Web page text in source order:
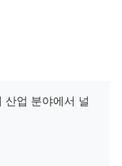
산업 분야에서 널